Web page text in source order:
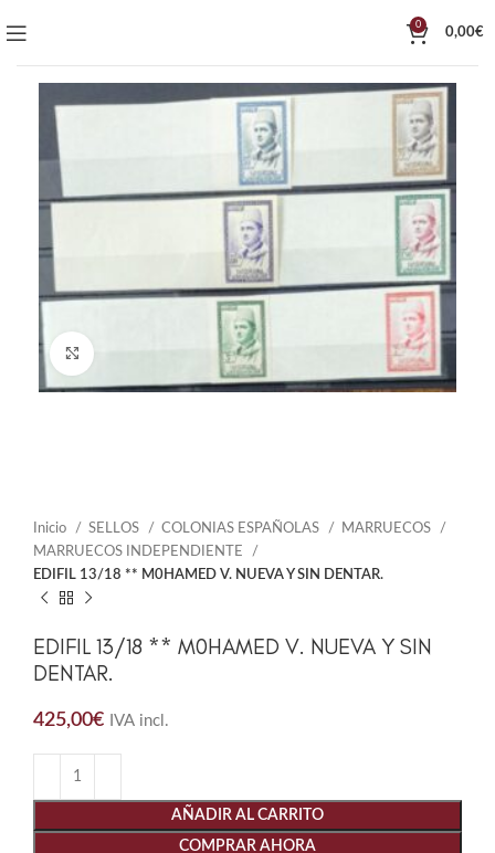
0
0,00€
Inicio SELLOS COLONIAS ESPAÑOLAS
MARRUECOS
MARRUECOS INDEPENDIENTE
EDIFIL 13/18 ** M0HAMED V. NUEVA Y SIN DENTAR.
EDIFIL 13/18 ** M0HAMED V. NUEVA Y SIN
DENTAR.
425,00€ IVA incl.
AÑADIR AL CARRITO
COMPRAR AHORA